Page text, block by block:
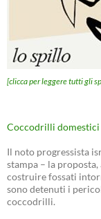
[clicca per leggere tutti gli
Coccodrilli domestici
Il noto progressista
stampa – la proposta,
costruire fossati
sono detenuti i
coccodrilli.